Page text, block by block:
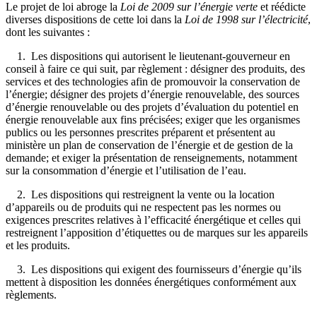
Le projet de loi abroge la Loi de 2009 sur l’énergie verte et réédicte
diverses dispositions de cette loi dans la Loi de 1998 sur l’électricité,
dont les suivantes :
1. Les dispositions qui autorisent le lieutenant-gouverneur en
conseil à faire ce qui suit, par règlement : désigner des produits, des
services et des technologies afin de promouvoir la conservation de
l’énergie; désigner des projets d’énergie renouvelable, des sources
d’énergie renouvelable ou des projets d’évaluation du potentiel en
énergie renouvelable aux fins précisées; exiger que les organismes
publics ou les personnes prescrites préparent et présentent au
ministère un plan de conservation de l’énergie et de gestion de la
demande; et exiger la présentation de renseignements, notamment
sur la consommation d’énergie et l’utilisation de l’eau.
2. Les dispositions qui restreignent la vente ou la location
d’appareils ou de produits qui ne respectent pas les normes ou
exigences prescrites relatives à l’efficacité énergétique et celles qui
restreignent l’apposition d’étiquettes ou de marques sur les appareils
et les produits.
3. Les dispositions qui exigent des fournisseurs d’énergie qu’ils
mettent à disposition les données énergétiques conformément aux
règlements.